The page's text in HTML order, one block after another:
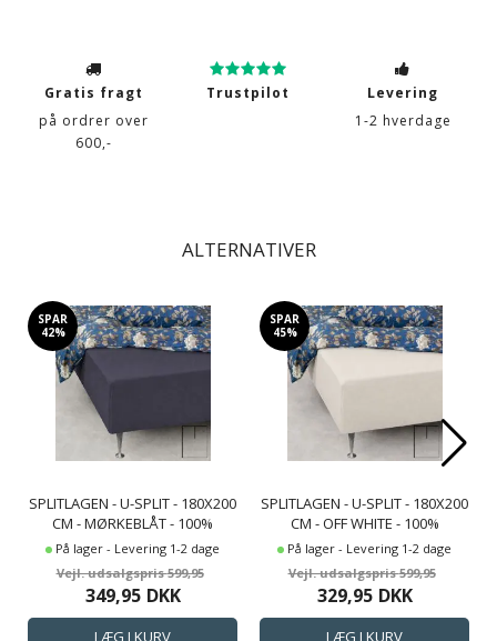
Gratis fragt
på ordrer over
600,-
Trustpilot
Levering
1-2 hverdage
ALTERNATIVER
SPAR
42%
SPLITLAGEN - U-SPLIT - 180X200
CM - MØRKEBLÅT - 100%
BOMULD JERSEY LAGEN -
STRÆKLAGEN TIL
ELEVATIONSSENG
På lager - Levering 1-2 dage
599,95
349,95 DKK
SPAR
45%
SPLITLAGEN - U-SPLIT - 180X200
CM - OFF WHITE - 100%
BOMULD JERSEY LAGEN -
STRÆKLAGEN TIL
ELEVATIONSSENG
På lager - Levering 1-2 dage
599,95
329,95 DKK